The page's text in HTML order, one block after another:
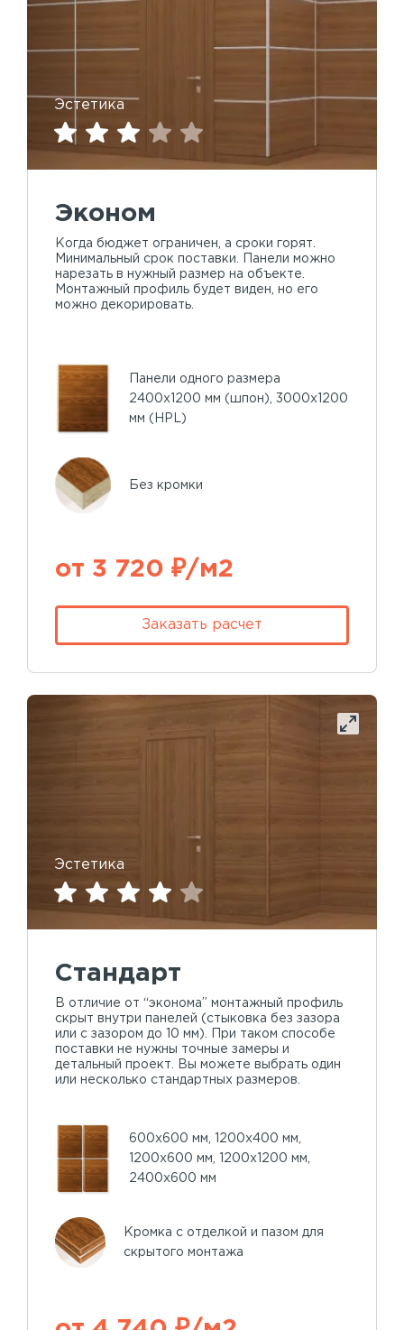
Эстетика
Эконом
Когда бюджет ограничен, а сроки горят.
Минимальный срок поставки. Панели можно
нарезать в нужный размер на объекте.
Монтажный профиль будет виден, но его
можно декорировать.
Панели одного размера
2400х1200 мм (шпон), 3000х1200
мм (HPL)
Без кромки
от 3 720 ₽/м2
Заказать расчет
Эстетика
Стандарт
В отличие от “эконома” монтажный профиль
скрыт внутри панелей (стыковка без зазора
или с зазором до 10 мм). При таком способе
поставки не нужны точные замеры и
детальный проект. Вы можете выбрать один
или несколько стандартных размеров.
600х600 мм, 1200х400 мм,
1200х600 мм, 1200х1200 мм,
2400х600 мм
Кромка с отделкой и пазом для
скрытого монтажа